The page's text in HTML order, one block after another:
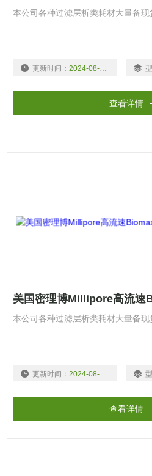
本公司各种过滤层析类耗材大量备
更新时间： 2024-08-03
查看详情
本公司各种过滤层析类耗材大量备
更新时间： 2024-08-03
查看详情